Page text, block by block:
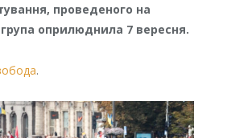
проведеного на
оприлюднила 7 вересня.
.